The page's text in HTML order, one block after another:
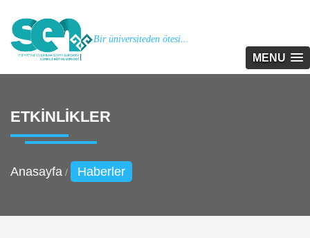
Bir üniversiteden ötesi...
MENU
ETKINLIKLER
Anasayfa Haberler